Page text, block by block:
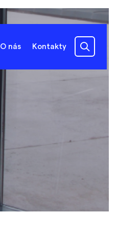
O nás Kontakty